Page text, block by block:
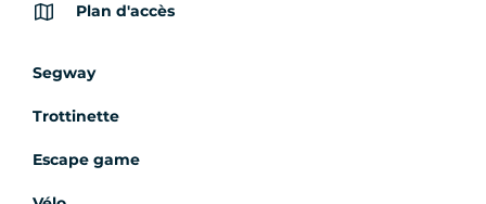
Plan d'accès
Segway
Trottinette
Escape game